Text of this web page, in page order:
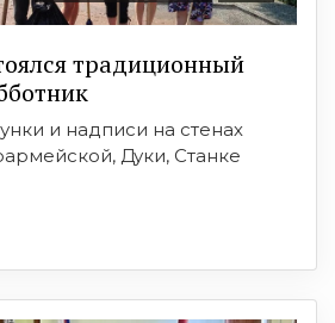
традиционный
и надписи на стенах
Дуки, Станке